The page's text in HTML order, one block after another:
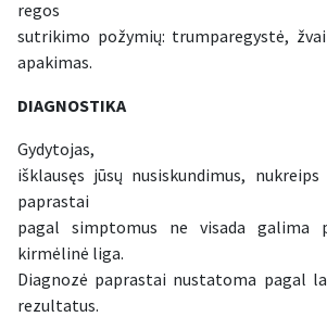
regos
sutrikimo požymių: trumparegystė,
apakimas.
DIAGNOSTIKA
Gydytojas,
išklausęs jūsų nusiskundimus,
paprastai
pagal simptomus ne visada galima
kirmėlinė liga.
Diagnozė paprastai nustatoma pagal
rezultatus.